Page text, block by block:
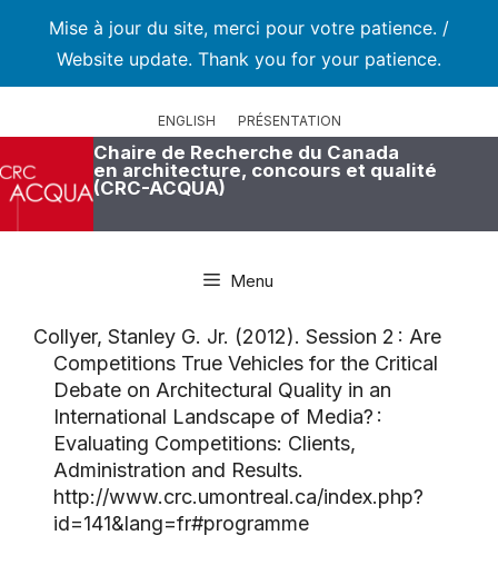
Mise à jour du site, merci pour votre patience. /
Website update. Thank you for your patience.
ENGLISH PRÉSENTATION
Chaire de Recherche du Canada
en architecture, concours et qualité
(CRC-ACQUA)
Menu
Collyer, Stanley G. Jr. (2012). Session 2 : Are
Competitions True Vehicles for the Critical
Debate on Architectural Quality in an
International Landscape of Media? :
Evaluating Competitions: Clients,
Administration and Results.
http://www.crc.umontreal.ca/index.php?
id=141&lang=fr#programme